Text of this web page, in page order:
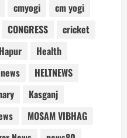
cmyogi
cm yogi
CONGRESS
cricket
Hapur
Health
HELTNEWS
Kasganj
MOSAM VIBHAG